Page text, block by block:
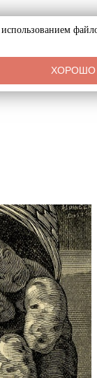
использованием
ХОРОШО